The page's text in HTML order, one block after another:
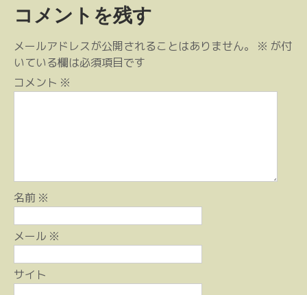
ナ
ビ
ゲ
ー
シ
コメントを残す
メールアドレスが公開されることはありません。 ※ が付
いている欄は必須項目です
コメント ※
名前 ※
メール ※
サイト